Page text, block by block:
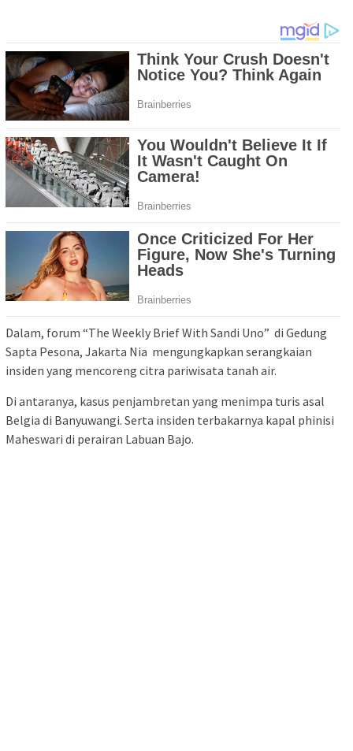
Dalam, forum “The Weekly Brief With Sandi Uno” di Gedung
Sapta Pesona, Jakarta Nia mengungkapkan serangkaian
insiden yang mencoreng citra pariwisata tanah air.
Di antaranya, kasus penjambretan yang menimpa turis asal
Belgia di Banyuwangi. Serta insiden terbakarnya kapal phinisi
Maheswari di perairan Labuan Bajo.